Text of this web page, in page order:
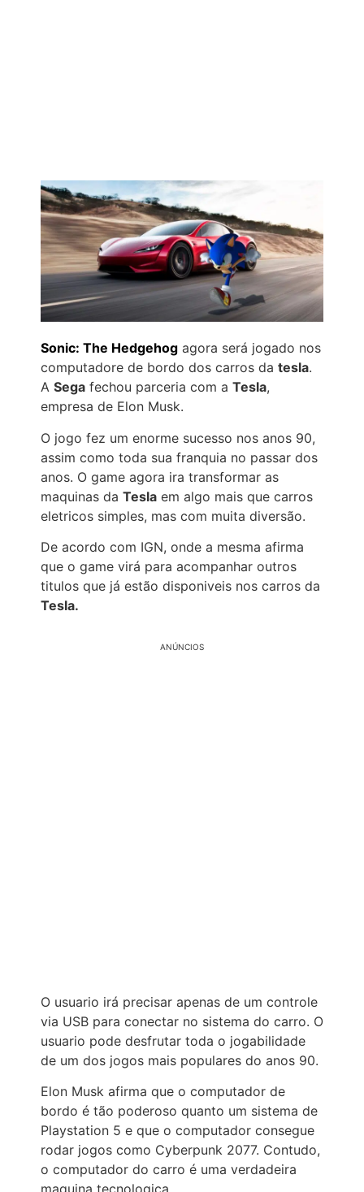
Sonic: The Hedgehog agora será jogado nos
computadore de bordo dos carros da tesla.
A Sega fechou parceria com a Tesla,
empresa de Elon Musk.
O jogo fez um enorme sucesso nos anos 90,
assim como toda sua franquia no passar dos
anos. O game agora ira transformar as
maquinas da Tesla em algo mais que carros
eletricos simples, mas com muita diversão.
De acordo com IGN, onde a mesma afirma
que o game virá para acompanhar outros
titulos que já estão disponiveis nos carros da
Tesla.
ANÚNCIOS
O usuario irá precisar apenas de um controle
via USB para conectar no sistema do carro. O
usuario pode desfrutar toda o jogabilidade
de um dos jogos mais populares do anos 90.
Elon Musk afirma que o computador de
bordo é tão poderoso quanto um sistema de
Playstation 5 e que o computador consegue
rodar jogos como Cyberpunk 2077. Contudo,
o computador do carro é uma verdadeira